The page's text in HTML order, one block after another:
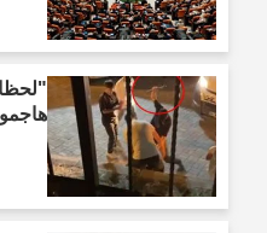
"لحظات
هاجموا